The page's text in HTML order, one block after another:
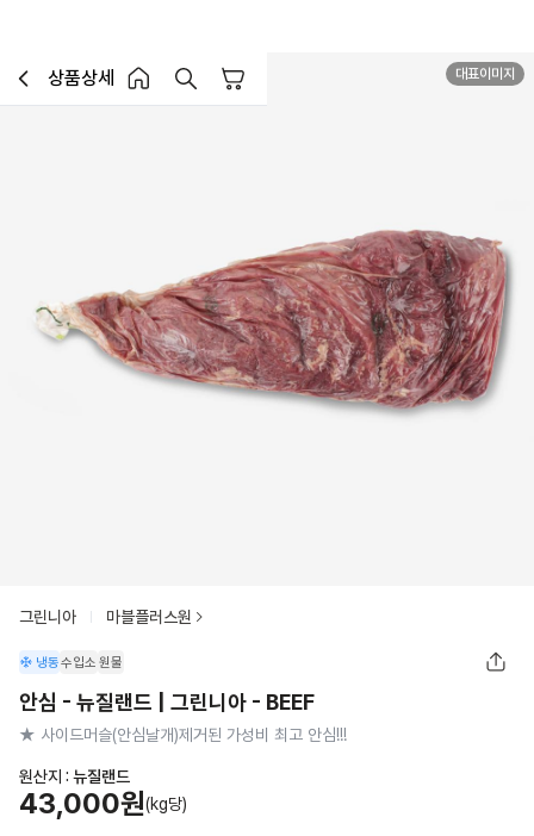
이전페이지로 이동
상품상세
홈 버튼홈 장바구니
대표이미지
그린니아 마블플러스원
냉동수입소 원물
안심 - 뉴질랜드 | 그린니아 - BEEF
★ 사이드머슬(안심날개)제거된 가성비 최고 안심!!!
원산지 : 뉴질랜드
43,000원(kg당)